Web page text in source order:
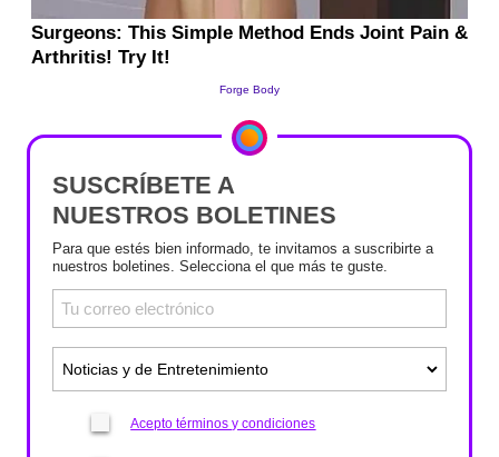
SUSCRÍBETE A
NUESTROS BOLETINES
Para que estés bien informado, te invitamos a suscribirte a
nuestros boletines. Selecciona el que más te guste.
Acepto términos y condiciones